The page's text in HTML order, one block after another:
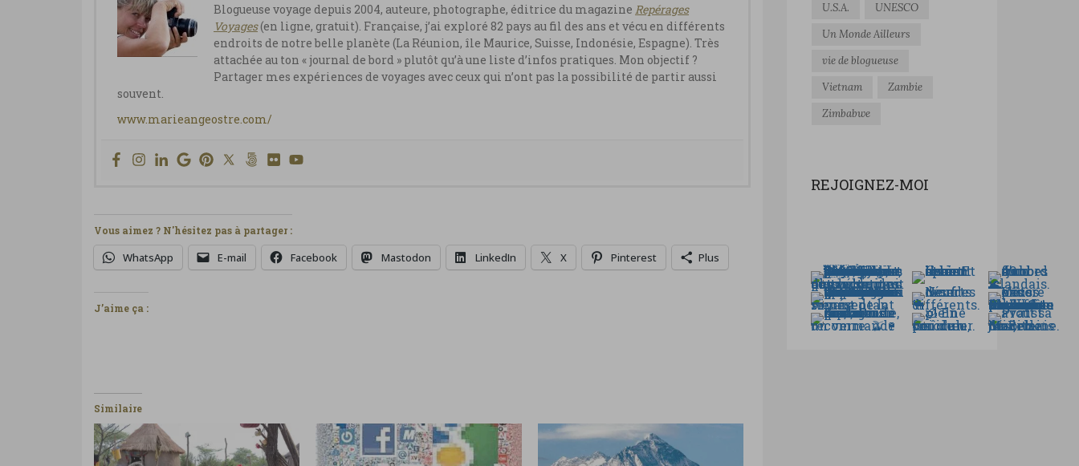
Blogueuse voyage depuis 2004, auteure, photographe, éditrice du magazine Repérages
Voyages(en ligne, gratuit). Française, j’ai exploré 82 pays au fil des ans et vécu en différents
endroits de notre belle planète (La Réunion, île Maurice, Suisse, Indonésie, Espagne). Très
attachée au ton « journal de bord » plutôt qu’à une liste d’infos pratiques. Mon objectif ?
Partager mes expériences de voyages avec ceux qui n’ont pas la possibilité de partir aussi
souvent.
www.marieangeostre.com/
Vous aimez ? N'hésitez pas à partager :
WhatsApp E-mail Facebook Mastodon LinkedIn X Pinterest Plus
J’aime ça :
Similaire
U.S.A.
UNESCO
Un Monde Ailleurs
vie de blogueuse
Vietnam
Zambie
Zimbabwe
REJOIGNEZ-MOI